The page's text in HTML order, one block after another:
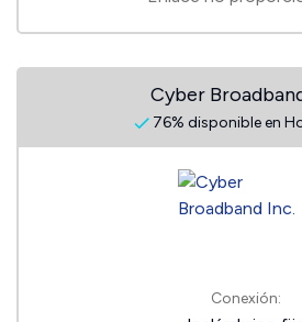
Cyber
76% disponible en
Conexión: